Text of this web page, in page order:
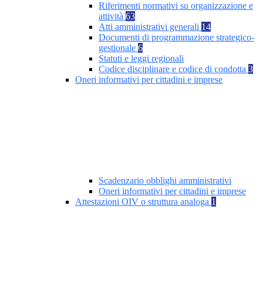
Riferimenti normativi su organizzazione e
attività 63
Atti amministrativi generali 14
Documenti di programmazione strategico-
gestionale 6
Statuti e leggi regionali
Codice disciplinare e codice di condotta 3
Oneri informativi per cittadini e imprese
Scadenzario obblighi amministrativi
Oneri informativi per cittadini e imprese
Attestazioni OIV o struttura analoga 1